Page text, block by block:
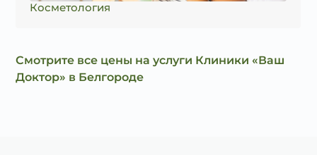
Косметология
Смотрите все цены на услуги Клиники «Ваш
Доктор» в Белгороде